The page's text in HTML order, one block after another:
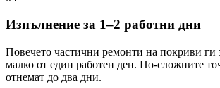
Изпълнение за 1–2 работни дни
Повечето частични ремонти на покриви ги
малко от един работен ден. По-сложните
отнемат до два дни.